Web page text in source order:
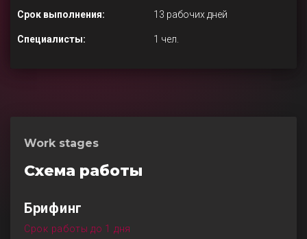
Срок выполнения: 13 рабочих дней
Специалисты: 1 чел.
Work stages
Схема работы
Брифинг
Срок работы до 1 дня